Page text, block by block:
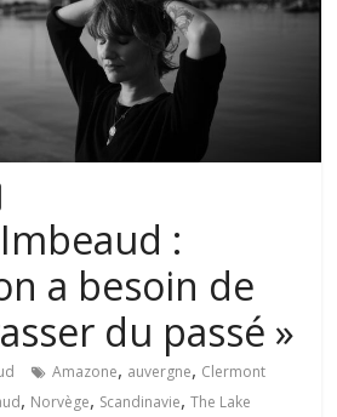
:
a besoin de
du passé »
Amazone, auvergne, Clermont
, Norvège, Scandinavie,The Lake